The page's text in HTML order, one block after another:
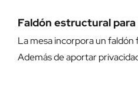
Faldón estructural
La mesa incorpora un
Además de aportar